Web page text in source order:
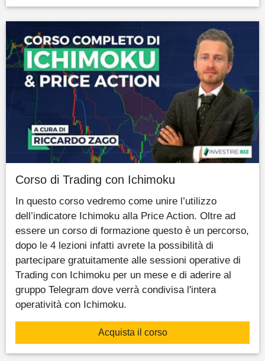
Corso di Trading con Ichimoku
In questo corso vedremo come unire l’utilizzo
dell’indicatore Ichimoku alla Price Action. Oltre ad
essere un corso di formazione questo è un percorso,
dopo le 4 lezioni infatti avrete la possibilità di
partecipare gratuitamente alle sessioni operative di
Trading con Ichimoku per un mese e di aderire al
gruppo Telegram dove verrà condivisa l'intera
operatività con Ichimoku.
Acquista il corso